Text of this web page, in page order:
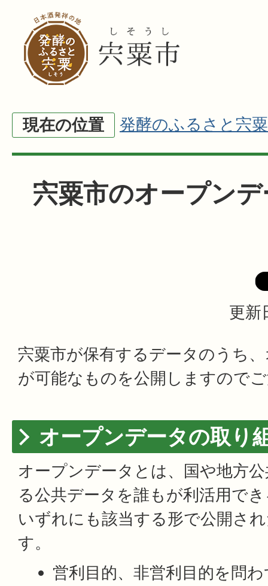
現在の位置 発酵のふるさと宍粟
宍粟市のオープン
更新
宍粟市が保有するデータのうち
が可能なものを公開しますので
オープンデータの取り
オープンデータとは、国や地方
る公共データを誰もが利活用で
いずれにも該当する形で公開さ
す。
営利目的、非営利目的を問